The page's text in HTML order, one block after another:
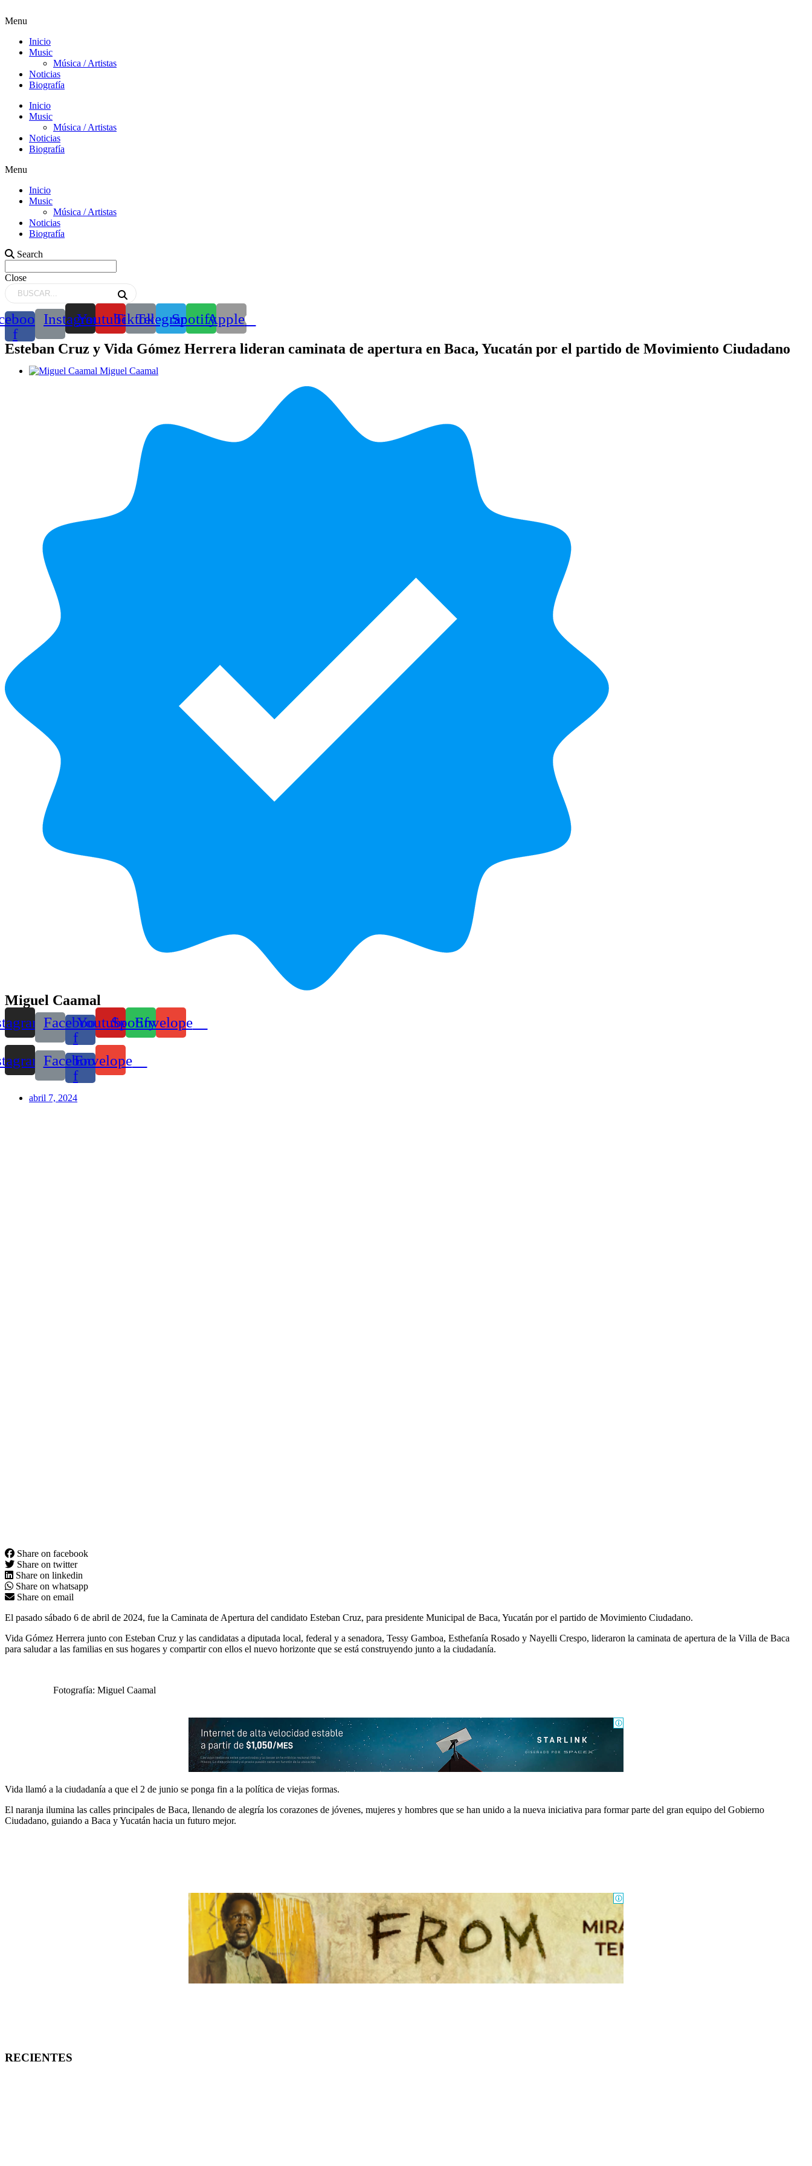
Menu
Inicio
Music
Música / Artistas
Noticias
Biografía
Inicio
Music
Música / Artistas
Noticias
Biografía
Menu
Inicio
Music
Música / Artistas
Noticias
Biografía
Search
Close
f
Instagram
YoutubeTiktokTelegramSpotifyApple
Esteban Cruz y Vida Gómez Herrera lideran caminata de apertura en Baca, Yucatán por el partido de Movimiento Ciudadano
Miguel Caamal
Miguel Caamal
Facebook-
f
YoutubeSpotifyEnvelope
Facebook-
f
Envelope
abril 7, 2024
Share on facebook
Share on twitter
Share on linkedin
Share on whatsapp
Share on email
El pasado sábado 6 de abril de 2024, fue la Caminata de Apertura del candidato Esteban Cruz, para presidente Municipal de Baca, Yucatán por el partido de Movimiento Ciudadano.
Vida Gómez Herrera junto con Esteban Cruz y las candidatas a diputada local, federal y a senadora, Tessy Gamboa, Esthefanía Rosado y Nayelli Crespo, lideraron la caminata de apertura de la Villa de Baca
para saludar a las familias en sus hogares y compartir con ellos el nuevo horizonte que se está construyendo junto a la ciudadanía.
Fotografía: Miguel Caamal
Vida llamó a la ciudadanía a que el 2 de junio se ponga fin a la política de viejas formas.
El naranja ilumina las calles principales de Baca, llenando de alegría los corazones de jóvenes, mujeres y hombres que se han unido a la nueva iniciativa para formar parte del gran equipo del Gobierno
Ciudadano, guiando a Baca y Yucatán hacia un futuro mejor.
RECIENTES